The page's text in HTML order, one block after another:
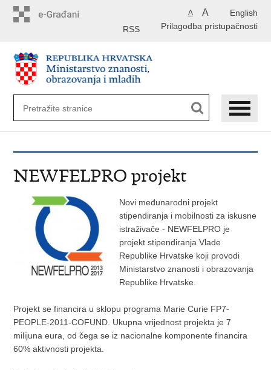
English
A A
Prilagodba pristupačnosti
RSS
NEWFELPRO projekt
Novi međunarodni projekt
stipendiranja i mobilnosti za iskusne
istraživače - NEWFELPRO je
projekt stipendiranja Vlade
Republike Hrvatske koji provodi
Ministarstvo znanosti i obrazovanja
Republike Hrvatske.
Projekt se financira u sklopu programa Marie Curie FP7-
PEOPLE-2011-COFUND. Ukupna vrijednost projekta je 7
milijuna eura, od čega se iz nacionalne komponente financira
60% aktivnosti projekta.